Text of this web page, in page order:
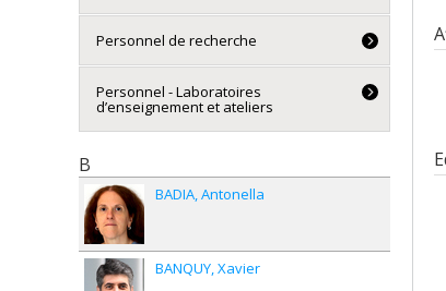
Personnel de recherche
Personnel - Laboratoires
d’enseignement et ateliers
B
BADIA Antonella
BANQUY Xavier